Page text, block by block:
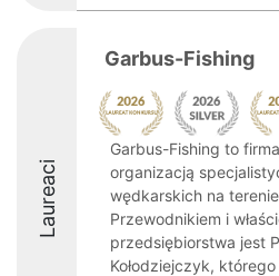
Laureaci
Garbus-Fishing
Garbus-Fishing to
organizacją
wędkarskich na
Przewodnikiem i
przedsiębiorstwa jest
Kołodziejczyk,